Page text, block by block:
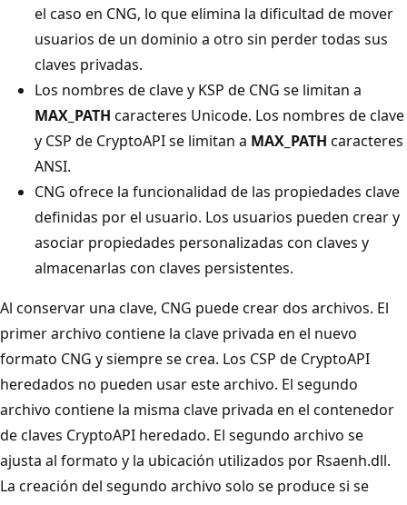
el caso en CNG, lo que elimina la dificultad de mover
usuarios de un dominio a otro sin perder todas sus
claves privadas.
Los nombres de clave y KSP de CNG se limitan a
MAX_PATH caracteres Unicode. Los nombres de clave
y CSP de CryptoAPI se limitan a MAX_PATH caracteres
ANSI.
CNG ofrece la funcionalidad de las propiedades clave
definidas por el usuario. Los usuarios pueden crear y
asociar propiedades personalizadas con claves y
almacenarlas con claves persistentes.
Al conservar una clave, CNG puede crear dos archivos. El
primer archivo contiene la clave privada en el nuevo
formato CNG y siempre se crea. Los CSP de CryptoAPI
heredados no pueden usar este archivo. El segundo
archivo contiene la misma clave privada en el contenedor
de claves CryptoAPI heredado. El segundo archivo se
ajusta al formato y la ubicación utilizados por Rsaenh.dll.
La creación del segundo archivo solo se produce si se